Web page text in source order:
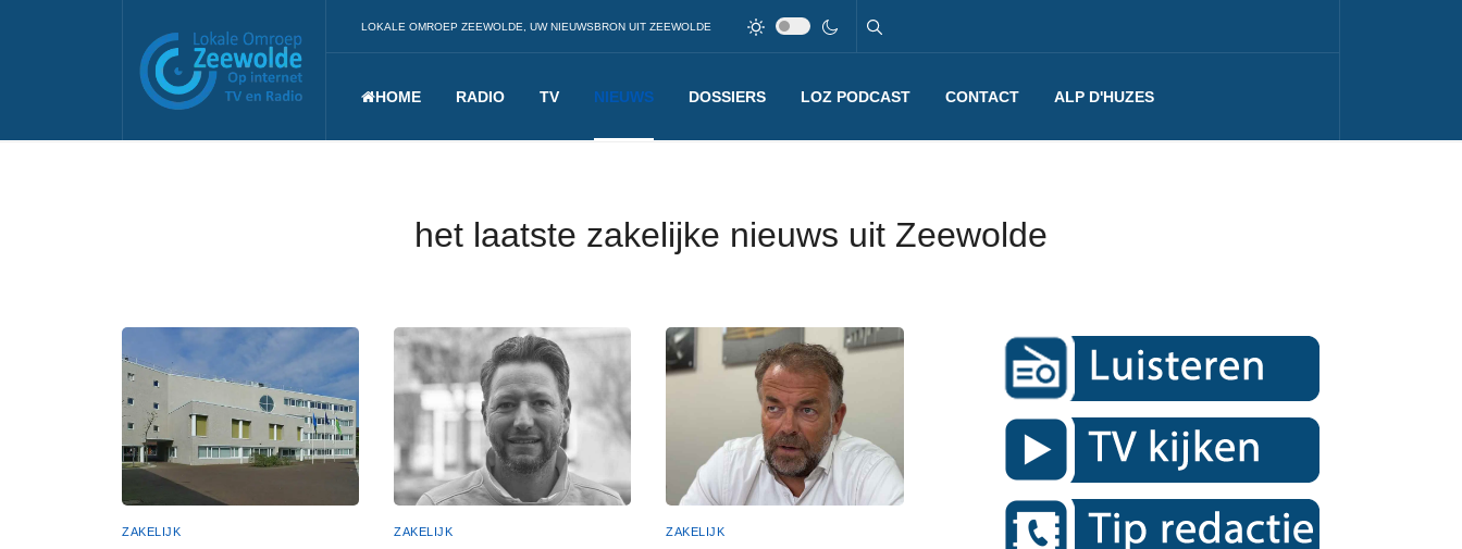
LOKALE OMROEP ZEEWOLDE, UW NIEUWSBRON UIT ZEEWOLDE
HOME RADIO TV NIEUWS DOSSIERS LOZ PODCAST CONTACT ALP D'HUZES
het laatste zakelijke nieuws uit Zeewolde
ZAKELIJK ZAKELIJK ZAKELIJK